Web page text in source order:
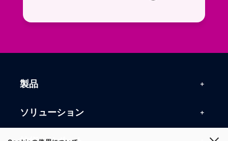
製品
製品一覧
RFIDリーダー
ソリューション
RFIDソリューション